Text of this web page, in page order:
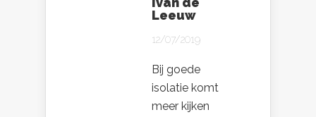
Leeuw
12/07/2019
Bij goede
isolatie komt
meer kijken